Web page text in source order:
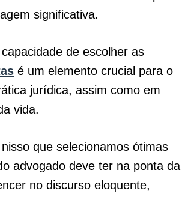
significativa.
de escolher as
é um elemento crucial para o
jurídica, assim como em
vida.
que selecionamos ótimas
advogado deve ter na ponta da
no discurso eloquente,